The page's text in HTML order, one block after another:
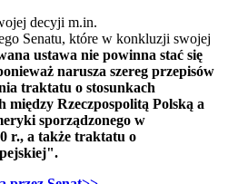
decyji m.in.
Senatu, które w konkluzji swojej
ustawa nie powinna stać się
narusza szereg przepisów
traktatu o stosunkach
między Rzeczpospolitą Polską a
sporządzonego w
r., a także traktatu o